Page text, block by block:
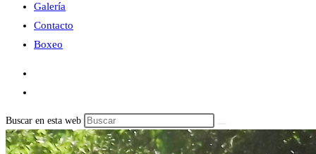
Galería
Contacto
Boxeo
Buscar en esta web